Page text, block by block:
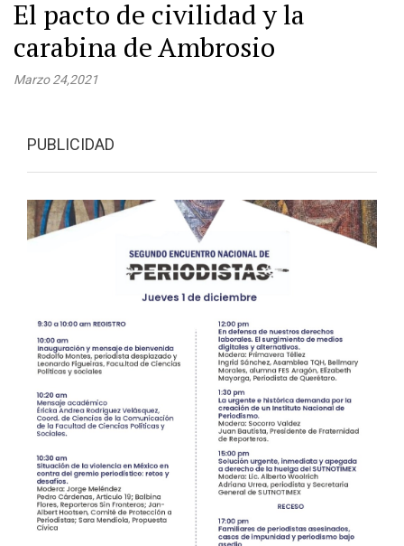
El pacto de civilidad y la
carabina de Ambrosio
Marzo 24,2021
PUBLICIDAD